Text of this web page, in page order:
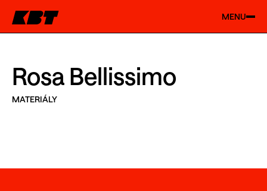
MENU
Rosa Bellissimo
MATERIÁLY